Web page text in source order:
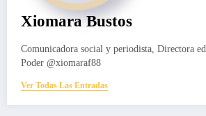
Xiomara Bustos
Comunicadora social y periodista, Directora
Poder @xiomaraf88
Ver Todas Las Entradas